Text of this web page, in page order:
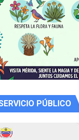
PÚBLICO